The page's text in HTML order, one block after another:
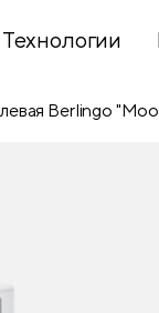
Технологии
Berlingo